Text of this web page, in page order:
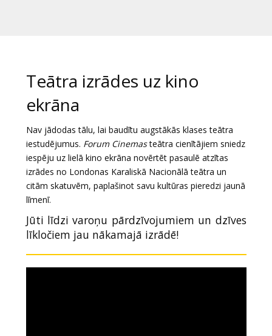
Uzkodas
B2B
Kino
Klubs
Teātra izrādes uz kino
ekrāna
Nav jādodas tālu, lai baudītu augstākās klases teātra
iestudējumus. Forum Cinemasteātra cienītājiem sniedz
iespēju uz lielā kino ekrāna novērtēt pasaulē atzītas
izrādes no Londonas Karaliskā Nacionālā teātra un
citām skatuvēm, paplašinot savu kultūras pieredzi jaunā
līmenī.
Jūti līdzi varoņu pārdzīvojumiem un dzīves
līkločiem jau nākamajā izrādē!